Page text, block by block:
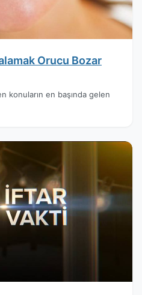
Orucu Bozar
konuların en başında gelen